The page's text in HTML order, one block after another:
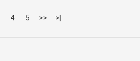
4 5 >> >|